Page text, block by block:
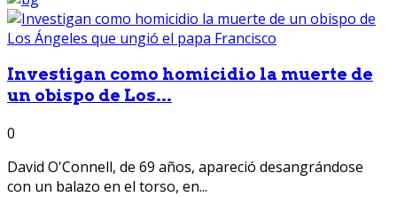
Investigan como homicidio la muerte de
un obispo de Los...
0
David O'Connell, de 69 años, apareció desangrándose
con un balazo en el torso, en...